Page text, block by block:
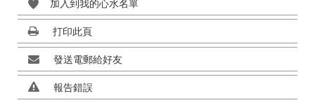
加入到我的心水名單
打印此頁
發送電郵給好友
報告錯誤